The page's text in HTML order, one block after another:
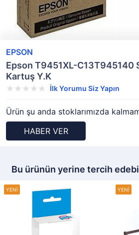
EPSON
Epson T9451XL-C13T945140
Kartuş Y.K
İlk Yorumu Siz Yapın
Ürün şu anda stoklarımızda
HABER VER
Bu ürünün yerine tercih